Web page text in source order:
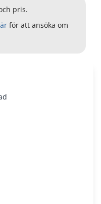
pris.
för att ansöka om